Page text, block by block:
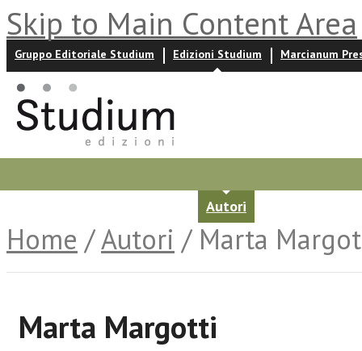
Skip to Main Content Area
Gruppo Editoriale Studium Edizioni Studium Marcianum
Autori
Home /Autori / Marta
Marta Margotti